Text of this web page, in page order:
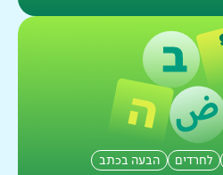
לחרדים הבעה בכתב